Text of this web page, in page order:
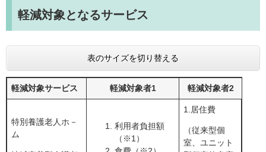
軽減対象となるサービス
表のサイズを切り替える
軽減対象サービス 軽減対象者1 軽減対象者2
特別養護老人ホ－
ム
利用者負担額
（※1）
1.居住費
（従来型個
室、ユニット